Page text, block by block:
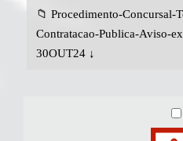
📁 Procedimento-Concursal-
Contratacao-Publica-Aviso-
30OUT24 ↓